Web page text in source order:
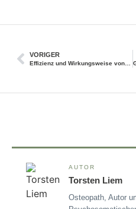
VORIGER
AUTOR
Torsten Liem
Osteopath, Autor